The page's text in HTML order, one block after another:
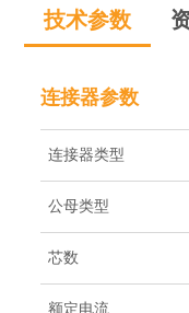
技术参数
连接器参数
连接器类型
公母类型
芯数
额定电流